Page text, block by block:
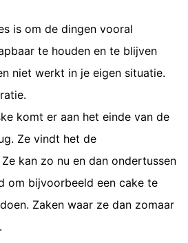
is om de dingen vooral
te houden en te blijven
niet werkt in je eigen situatie.
komt er aan het einde van de
Ze vindt het de
kan zo nu en dan ondertussen
om bijvoorbeeld een cake te
Zaken waar ze dan zomaar